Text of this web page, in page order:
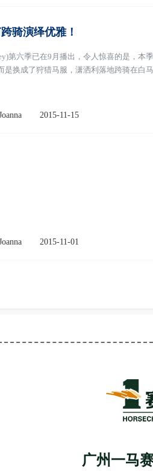
骑演绎优雅！
第六季已在9月播出，令人惊喜的是，本
换成了狩猎马服，潇洒利落地跨骑在白马
2015-11-15
2015-11-01
广州一马